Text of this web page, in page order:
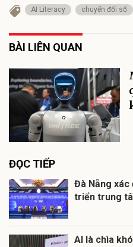
AI Literacy chuyển đổi số
BÀI LIÊN QUAN
ĐỌC TIẾP
Đà Nẵng xác
triển trung
AI là chìa